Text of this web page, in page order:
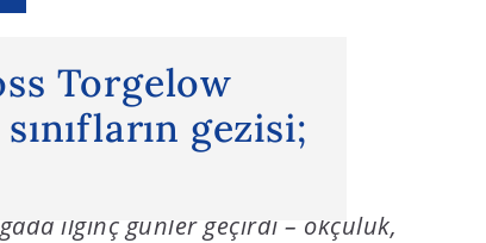
Torgelow
gezisi;
yolda: Yedinci
ilginç günler geçirdi – okçuluk,